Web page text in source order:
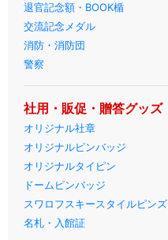
退官記念額・BOOK楯
交流記念メダル
消防・消防団
警察
社用・販促・贈答グッズ
オリジナル社章
オリジナルピンバッジ
オリジナルタイピン
ドームピンバッジ
スワロフスキースタイルピンズ
名札・入館証